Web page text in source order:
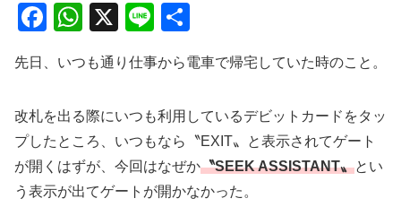
F
c
e
b
o
o
W
at
s
A
p
p
X
Li
e
有
先日、いつも通り仕事から電車で帰宅していた時のこと。
改札を出る際にいつも利用しているデビットカードをタッ
プしたところ、いつもなら〝EXIT〟と表示されてゲート
が開くはずが、今回はなぜか〝SEEK ASSISTANT〟とい
う表示が出てゲートが開かなかった。